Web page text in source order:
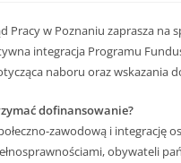
Pracy w Poznaniu zaprasza na
integracja Programu
naboru oraz wskazania
dofinansowanie?
zawodową i integrację
obywateli